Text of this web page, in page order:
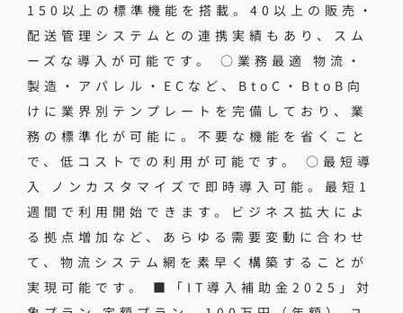
150以上の標準機能を搭載。40以上の販売・
配送管理システムとの連携実績もあり、スム
ーズな導入が可能です。 ○業務最適 物流・
製造・アパレル・ECなど、BtoC・BtoB向
けに業界別テンプレートを完備しており、業
務の標準化が可能に。不要な機能を省くこと
で、低コストでの利用が可能です。 ○最短導
入 ノンカスタマイズで即時導入可能。最短1
週間で利用開始できます。ビジネス拡大によ
る拠点増加など、あらゆる需要変動に合わせ
て、物流システム網を素早く構築することが
実現可能です。 ■「IT導入補助金2025」対